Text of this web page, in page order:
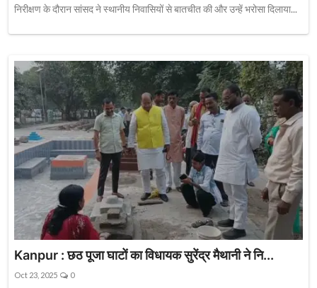
निरीक्षण के दौरान सांसद ने स्थानीय निवासियों से बातचीत की और उन्हें भरोसा दिलाया...
Kanpur : छठ पूजा घाटों का विधायक सुरेंद्र मैथानी ने नि...
Oct 23, 2025 0